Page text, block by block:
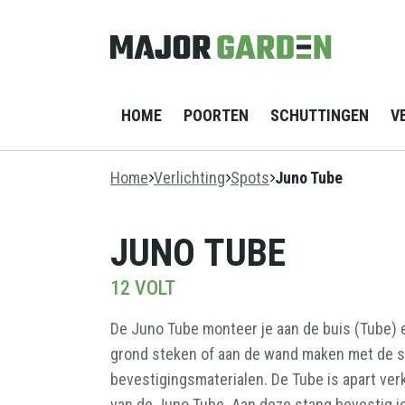
HOME POORTEN
UNIVERSAL
PREMIUM
SCHUTTINGEN
HOUT BETON
SCHUTTING
SCHUTTING
SCHUTTING
SFEERVERLICHTING
UPLIGHTS
VLONDER
VERLICHTING
WANDVERLICHTING
TERRASPLANK
VINTAGE
ACCESSOIRES
Home Verlichting Spots Juno Tube
JUNO TUBE
12 VOLT
De Juno Tube monteer je aan de buis
grond steken of aan de wand maken met de
bevestigingsmaterialen. De Tube is apart